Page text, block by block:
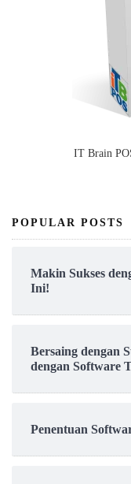
IT Brain
POPULAR POSTS
Makin Sukses
Ini!
Bersaing dengan
dengan Software
Penentuan